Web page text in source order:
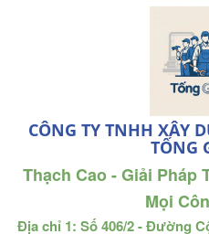
CÔNG TY TNHH XÂY
TỐNG
Thạch Cao - Giải Pháp
Mọi
Địa chỉ 1: Số 406/2 - Đường